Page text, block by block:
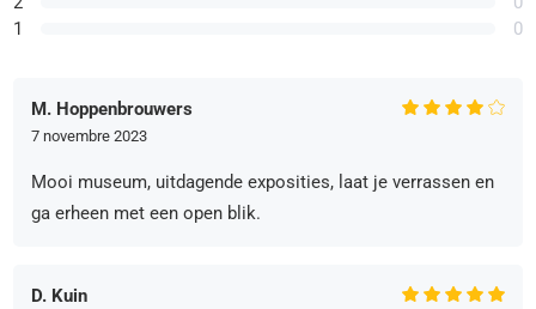
1
0
M. Hoppenbrouwers
7 novembre 2023
Mooi museum, uitdagende exposities, laat je verrassen en
ga erheen met een open blik.
D. Kuin